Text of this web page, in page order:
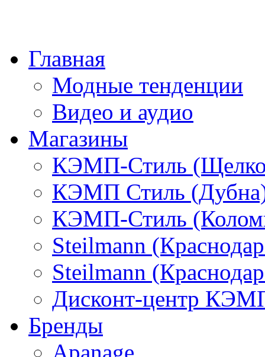
Главная
Модные тенденции
Видео и аудио
Магазины
КЭМП-Стиль
КЭМП Стиль
КЭМП-Стиль
Steilmann
Steilmann
Дисконт-центр
Бренды